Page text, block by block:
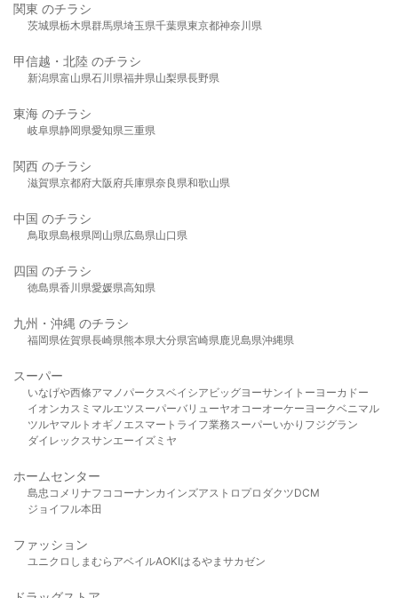
関東 のチラシ
茨城県栃木県群馬県埼玉県千葉県東京都神奈川県
甲信越・北陸 のチラシ
新潟県富山県石川県福井県山梨県長野県
東海 のチラシ
岐阜県静岡県愛知県三重県
関西 のチラシ
滋賀県京都府大阪府兵庫県奈良県和歌山県
中国 のチラシ
鳥取県島根県岡山県広島県山口県
四国 のチラシ
徳島県香川県愛媛県高知県
九州・沖縄 のチラシ
福岡県佐賀県長崎県熊本県大分県宮崎県鹿児島県沖縄県
スーパー
いなげや西條アマノパークスベイシア ビッグヨーサンイトーヨーカドー
イオンカスミ マルエツスーパーバリューヤオコーオーケー ヨークベニマル
ツルヤマルト オギノ エスマート ライフ業務スーパーいかり フジグラン
ダイレックスサンエーイズミヤ
ホームセンター
島忠 コメリ ナフコ コーナンカインズアストロプロダクツDCM
ジョイフル本田
ファッション
ユニクロ しまむら アベイルAOKIはるやま サカゼン